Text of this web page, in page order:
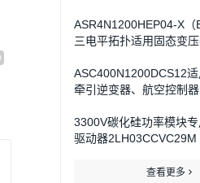
ASR4N1200HEP04-X（
三电平拓扑适用固态变压
ASC400N1200DCS12
牵引逆变器、航空控制
3300V碳化硅功率模块
驱动器2LH03CCVC29M
查看更多